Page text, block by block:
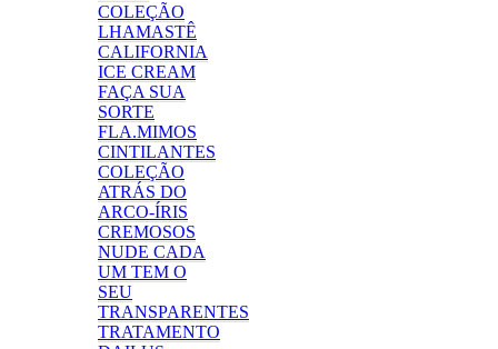
COLEÇÃO
LHAMASTÊ
CALIFORNIA
ICE CREAM
FAÇA SUA
SORTE
FLA.MIMOS
CINTILANTES
COLEÇÃO
ATRÁS DO
ARCO-ÍRIS
CREMOSOS
NUDE CADA
UM TEM O
SEU
TRANSPARENTES
TRATAMENTO